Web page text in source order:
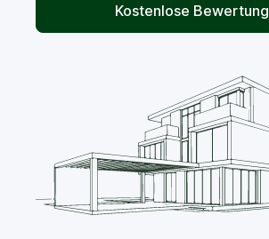
Kostenlose Bewertung